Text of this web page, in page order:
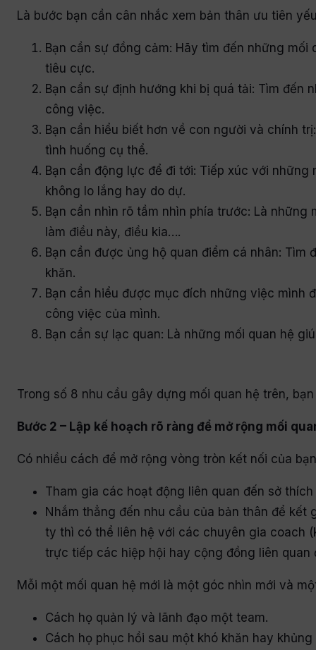
Là bước bạn cần cân nhắc xem bản thân ưu tiên
Bạn cần sự đồng cảm: Hãy tìm đến những
tiêu cực.
Bạn cần sự định hướng khi bị quá tải: Tìm đến
công việc.
Bạn cần hiểu biết hơn về con người và chính
tình huống cụ thể.
Bạn cần động lực để đi tới: Tiếp xúc với những
không lo lắng hay do dự.
Bạn cần nhìn rõ tầm nhìn phía trước: Là
làm điều này, điều kia….
Bạn cần được ủng hộ quan điểm cá nhân:
khăn.
Bạn cần hiểu được mục đích những việc mình
công việc của mình.
Bạn cần sự lạc quan: Là những mối quan hệ
Trong số 8 nhu cầu gây dựng mối quan hệ trên,
Bước 2 – Lập kế hoạch rõ ràng để mở rộng mối
Có nhiều cách để mở rộng vòng tròn kết nối của
Tham gia các hoạt động liên quan đến sở
Nhắm thẳng đến nhu cầu của bản thân để kết
ty thì có thể liên hệ với các chuyên gia coach
trực tiếp các hiệp hội hay cộng đồng liên
Mỗi một mối quan hệ mới là một góc nhìn mới và
Cách họ quản lý và lãnh đạo một team.
Cách họ phục hồi sau một khó khăn hay khủng